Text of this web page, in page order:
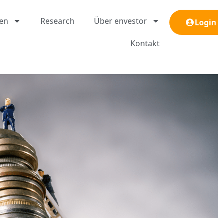
Research Über envestor
Kontakt
Login